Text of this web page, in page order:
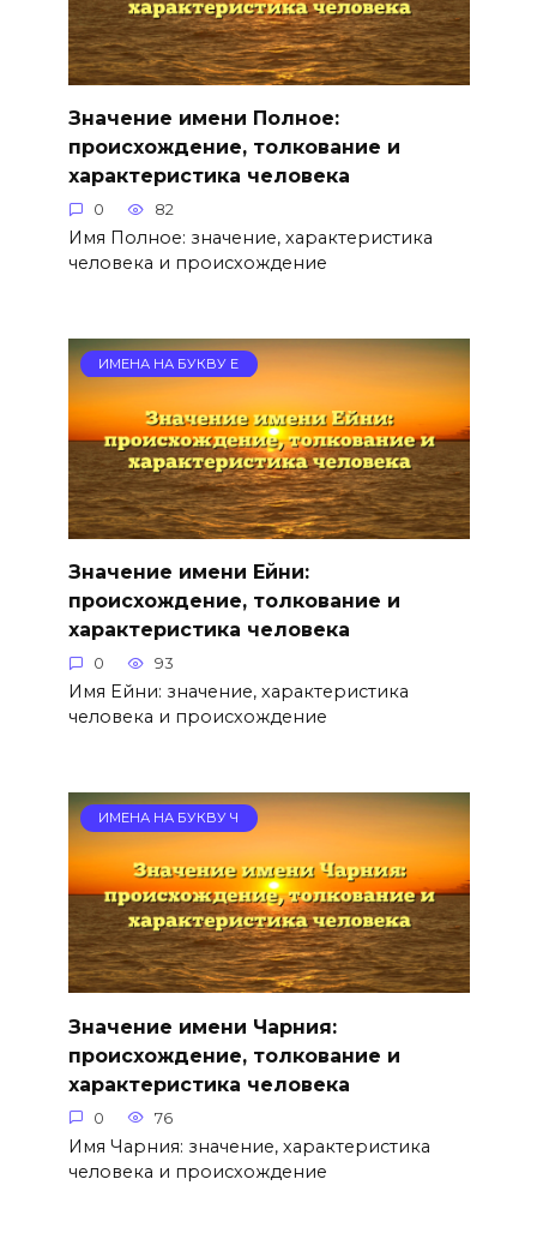
Значение имени Полное:
происхождение, толкование и
характеристика человека
0 82
Имя Полное: значение, характеристика
человека и происхождение
ИМЕНА НА БУКВУ Е
Значение имени Ейни:
происхождение, толкование и
характеристика человека
0 93
Имя Ейни: значение, характеристика
человека и происхождение
ИМЕНА НА БУКВУ Ч
Значение имени Чарния:
происхождение, толкование и
характеристика человека
0 76
Имя Чарния: значение, характеристика
человека и происхождение